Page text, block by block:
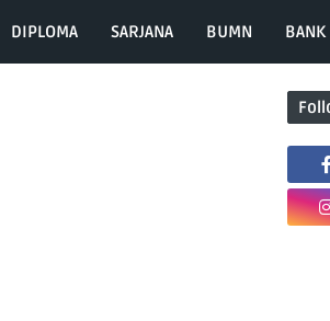
DIPLOMA SARJANA BUMN BANK